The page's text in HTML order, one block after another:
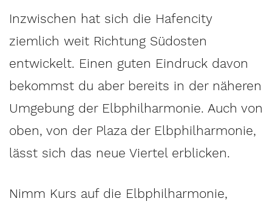
Inzwischen hat sich die Hafencity
ziemlich weit Richtung Südosten
entwickelt. Einen guten Eindruck davon
bekommst du aber bereits in der näheren
Umgebung der Elbphilharmonie. Auch von
oben, von der Plaza der Elbphilharmonie,
lässt sich das neue Viertel erblicken.
Nimm Kurs auf die Elbphilharmonie,